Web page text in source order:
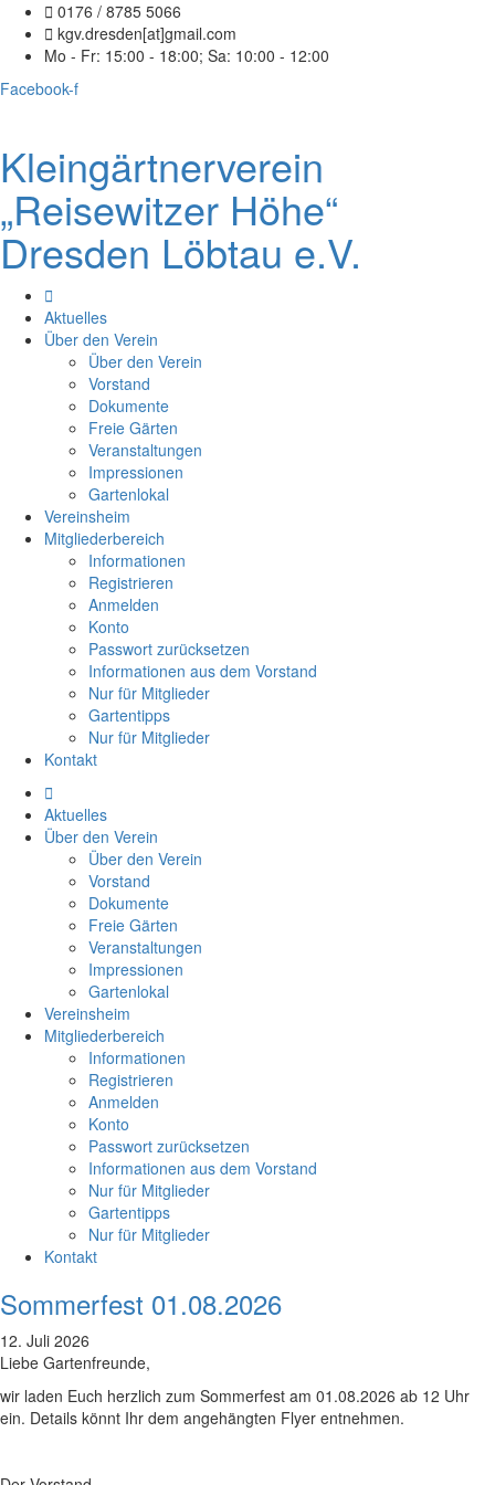
0176 / 8785 5066
kgv.dresden[at]gmail.com
Mo - Fr: 15:00 - 18:00; Sa: 10:00 - 12:00
Facebook-f
Kleingärtnerverein
„Reisewitzer Höhe“
Dresden Löbtau e.V.
Aktuelles
Über den Verein
Über den Verein
Vorstand
Dokumente
Freie Gärten
Veranstaltungen
Impressionen
Gartenlokal
Vereinsheim
Mitgliederbereich
Informationen
Registrieren
Anmelden
Konto
Passwort zurücksetzen
Informationen aus dem Vorstand
Nur für Mitglieder
Gartentipps
Nur für Mitglieder
Kontakt
Aktuelles
Über den Verein
Über den Verein
Vorstand
Dokumente
Freie Gärten
Veranstaltungen
Impressionen
Gartenlokal
Vereinsheim
Mitgliederbereich
Informationen
Registrieren
Anmelden
Konto
Passwort zurücksetzen
Informationen aus dem Vorstand
Nur für Mitglieder
Gartentipps
Nur für Mitglieder
Kontakt
Sommerfest 01.08.2026
12. Juli 2026
Liebe Gartenfreunde,
wir laden Euch herzlich zum Sommerfest am 01.08.2026 ab 12 Uhr
ein. Details könnt Ihr dem angehängten Flyer entnehmen.